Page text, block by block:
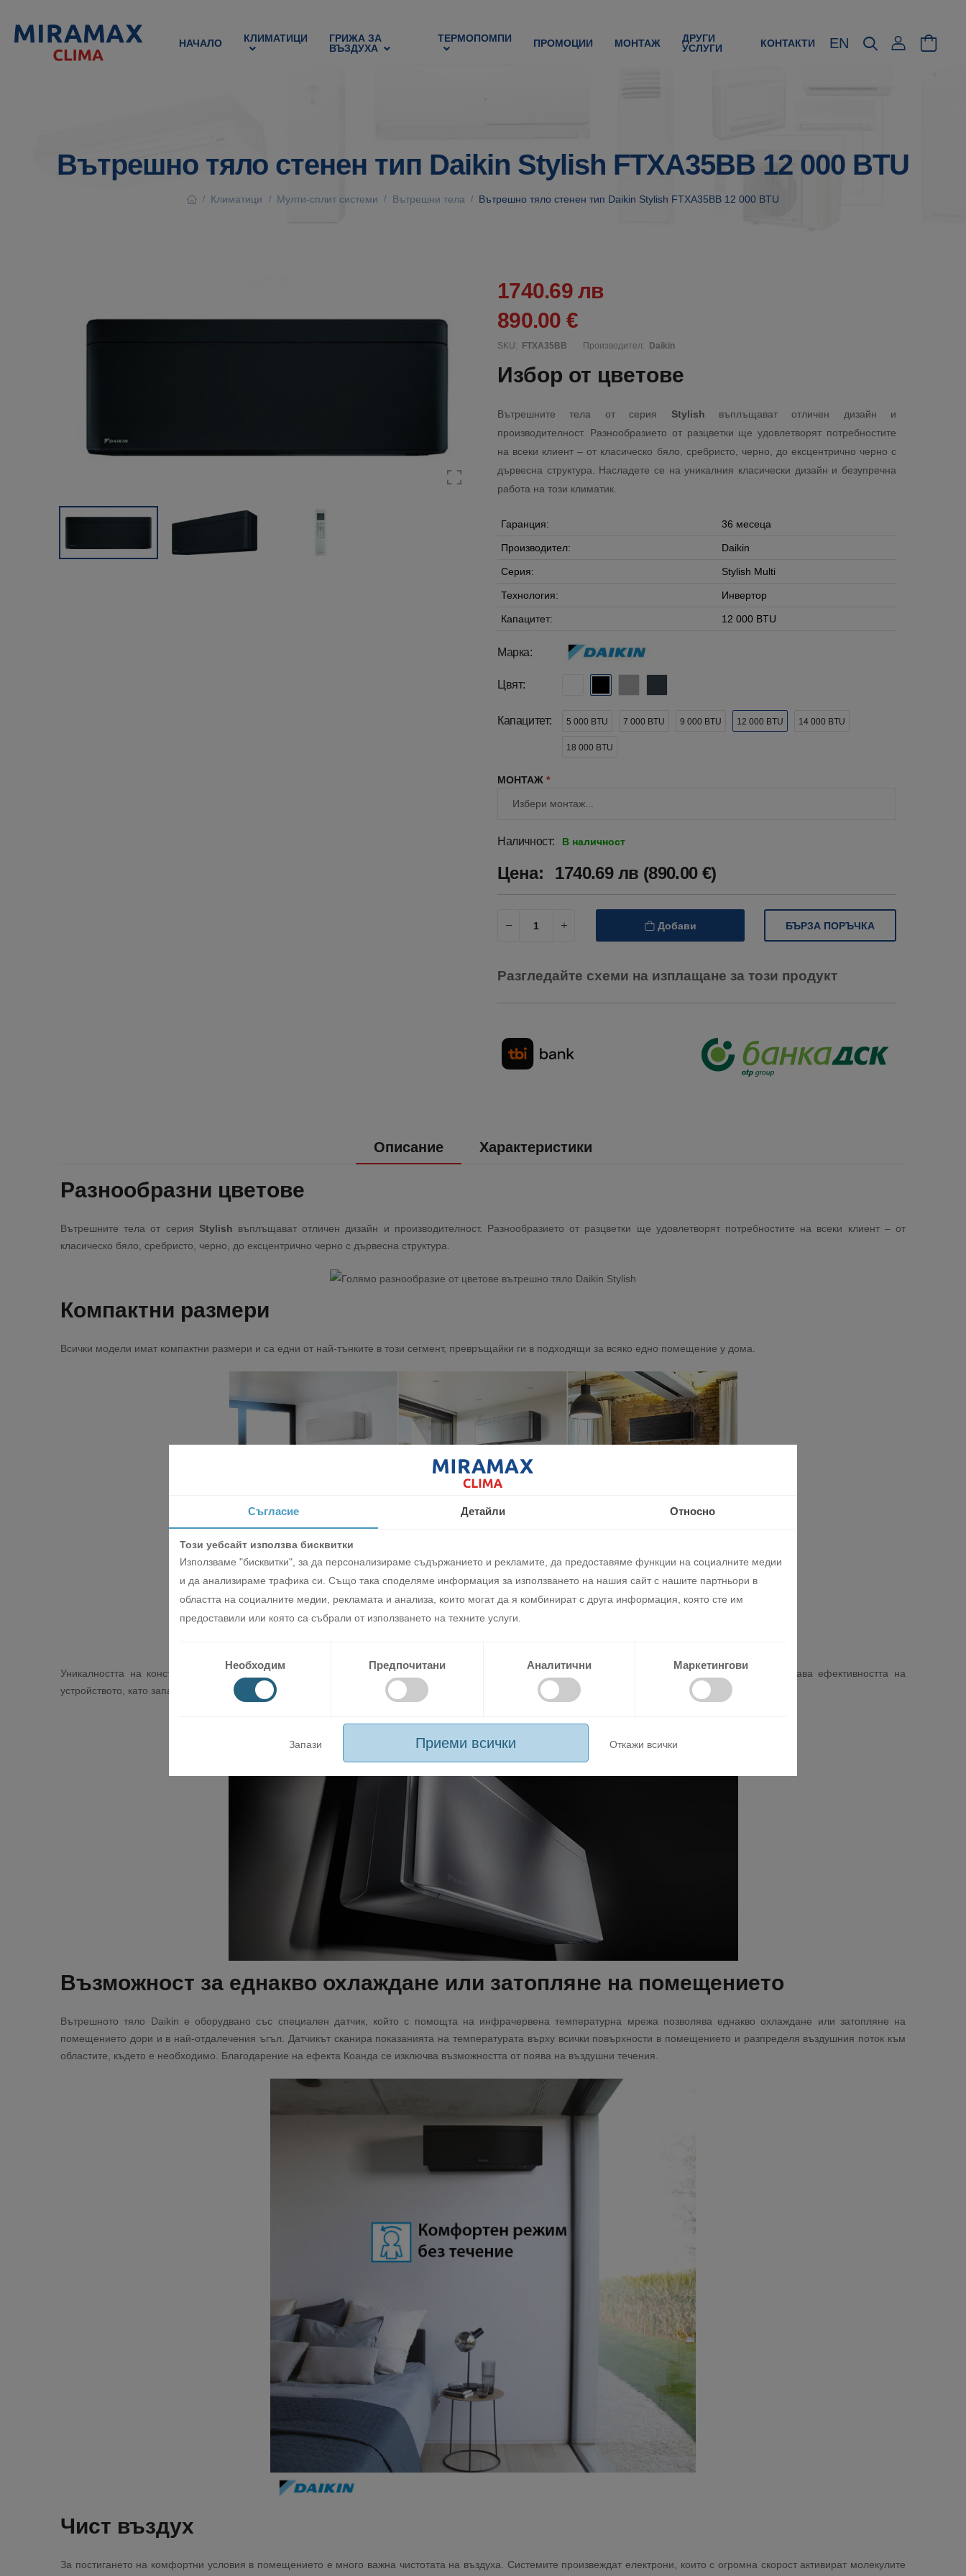
НАЧАЛО КЛИМАТИЦИ
ГРИЖА ЗА
ВЪЗДУХА
ТЕРМОПОМПИ ПРОМОЦИИ МОНТАЖ
ДРУГИ
УСЛУГИ
КОНТАКТИ EN
Вътрешно тяло стенен тип Daikin Stylish FTXA35BB 12 000 BTU
/ Климатици / Мулти-сплит системи / Вътрешни тела / Вътрешно тяло стенен тип Daikin Stylish FTXA35BB 12 000 BTU
1740.69 лв
890.00 €
SKU: FTXA35BB Производител: Daikin
Избор от цветове
Вътрешните тела от серия Stylish въплъщават отличен дизайн и
производителност. Разнообразието от разцветки ще удовлетворят потребностите
на всеки клиент – от класическо бяло, сребристо, черно, до ексцентрично черно с
дървесна структура. Насладете се на уникалния класически дизайн и безупречна
работа на този климатик.
Гаранция: 36 месеца
Производител: Daikin
Серия: Stylish Multi
Технология: Инвертор
Капацитет: 12 000 BTU
Марка:
Цвят:
Капацитет: 5 000 BTU 7 000 BTU 9 000 BTU 12 000 BTU 14 000 BTU
18 000 BTU
МОНТАЖ *
Наличност: В наличност
Цена: 1740.69 лв (890.00 €)
Добави БЪРЗА ПОРЪЧКА
Разгледайте схеми на изплащане за този продукт
Описание Характеристики
Разнообразни цветове
Вътрешните тела от серия Stylish въплъщават отличен дизайн и производителност. Разнообразието от разцветки ще удовлетворят потребностите на всеки клиент – от
класическо бяло, сребристо, черно, до ексцентрично черно с дървесна структура.
Компактни размери
Всички модели имат компактни размери и са едни от най-тънките в този сегмент, превръщайки ги в подходящи за всяко едно помещение у дома.
Уникалността на конструкцията на вътрешното тяло е в предния панел, който при работа се движи паралелно с корпуса – тази функция повишава ефективността на
устройството, като запазва неговия стилен външен вид.
Възможност за еднакво охлаждане или затопляне на помещението
Вътрешното тяло Daikin е оборудвано със специален датчик, който с помощта на инфрачервена температурна мрежа позволява еднакво охлаждане или затопляне на
помещението дори и в най-отдалечения ъгъл. Датчикът сканира показанията на температурата върху всички повърхности в помещението и разпределя въздушния поток към
областите, където е необходимо. Благодарение на ефекта Коанда се изключва възможността от поява на въздушни течения.
Чист въздух
За постигането на комфортни условия в помещението е много важна чистотата на въздуха. Системите произвеждат електрони, които с огромна скорост активират молекулите
Съгласие Детайли Относно
Този уебсайт използва бисквитки
Използваме "бисквитки", за да персонализираме съдържанието и рекламите, да предоставяме функции на социалните медии
и да анализираме трафика си. Също така споделяме информация за използването на нашия сайт с нашите партньори в
областта на социалните медии, рекламата и анализа, които могат да я комбинират с друга информация, която сте им
предоставили или която са събрали от използването на техните услуги.
Необходим Предпочитани Аналитични Маркетингови
Запази Приеми всички Откажи всички